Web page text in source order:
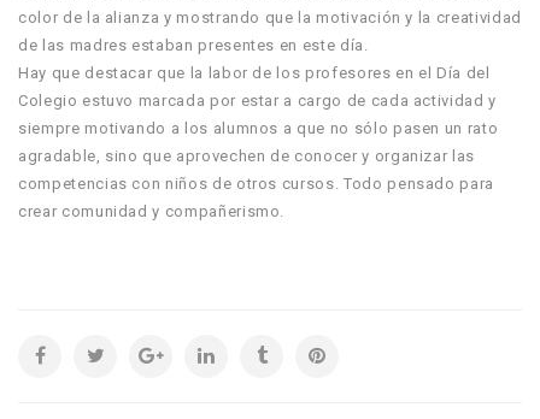
color de la alianza y mostrando que la motivación y la creatividad
de las madres estaban presentes en este día.
Hay que destacar que la labor de los profesores en el Día del
Colegio estuvo marcada por estar a cargo de cada actividad y
siempre motivando a los alumnos a que no sólo pasen un rato
agradable, sino que aprovechen de conocer y organizar las
competencias con niños de otros cursos. Todo pensado para
crear comunidad y compañerismo.